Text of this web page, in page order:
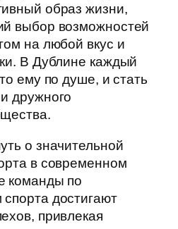
образ жизни,
выбор возможностей
на любой вкус и
В Дублине каждый
ему по душе, и стать
дружного
о значительной
в современном
команды по
достигают
привлекая